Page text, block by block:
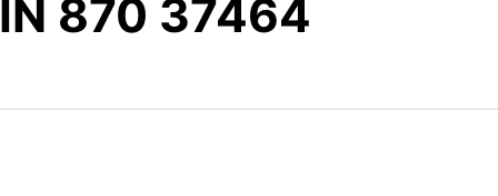
870 37464